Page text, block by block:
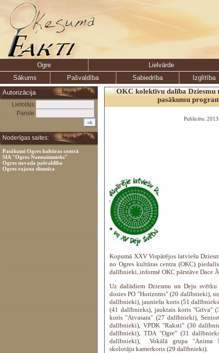
Ogre
Lielvārde
Sākums
Pašvaldība Sabiedrība
Izglītība
Autorizācija
Lietotājs:
Parole:
Noderīgas saites:
Pasākumi Ogres kultūras centrā
SIA "Ogres Namsaimnieks"
Ogres novada pašvaldība
Ogres rajona slimnīca
OKC kolektīvu dalība Dziesmu
pasākumu
Publicēts:
Kopumā XXV Vispārējos latviešu
no Ogres kultūras centra (OKC)
dalībnieki, informē OKC pārstāve Dace
Uz dažādiem Dziesmu un Deju
dosies PO "Horizonts" (20 dalībnieki),
dalībnieki), jauniešu koris (51
(41 dalībnieks), jauktais koris "Grīva"
koris "Atvasara" (27 dalībnieki),
dalībnieki), VPDK "Raksti" (30
dalībnieki), TDA "Ogre" (31
dalībnieki), Vokālā grupa "Anima
skolotāju kamerkoris (29 dalībnieki).